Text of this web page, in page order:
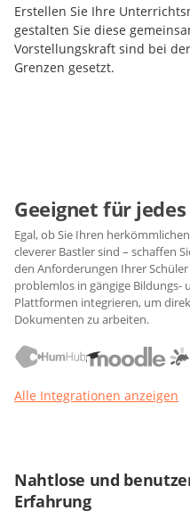
Erstellen Sie Ihre
gestalten Sie diese
Vorstellungskraft sind bei
Grenzen gesetzt.
Geeignet für jedes
Egal, ob Sie Ihren
cleverer Bastler sind – schaffen
den Anforderungen Ihrer Schüler
problemlos in gängige
Plattformen integrieren, um
Dokumenten zu arbeiten.
Alle Integrationen anzeigen
Nahtlose und
Erfahrung